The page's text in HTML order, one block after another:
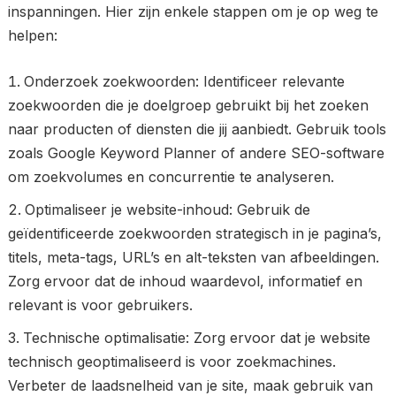
inspanningen. Hier zijn enkele stappen om je op weg te
helpen:
Onderzoek zoekwoorden: Identificeer relevante
zoekwoorden die je doelgroep gebruikt bij het zoeken
naar producten of diensten die jij aanbiedt. Gebruik tools
zoals Google Keyword Planner of andere SEO-software
om zoekvolumes en concurrentie te analyseren.
Optimaliseer je website-inhoud: Gebruik de
geïdentificeerde zoekwoorden strategisch in je pagina’s,
titels, meta-tags, URL’s en alt-teksten van afbeeldingen.
Zorg ervoor dat de inhoud waardevol, informatief en
relevant is voor gebruikers.
Technische optimalisatie: Zorg ervoor dat je website
technisch geoptimaliseerd is voor zoekmachines.
Verbeter de laadsnelheid van je site, maak gebruik van